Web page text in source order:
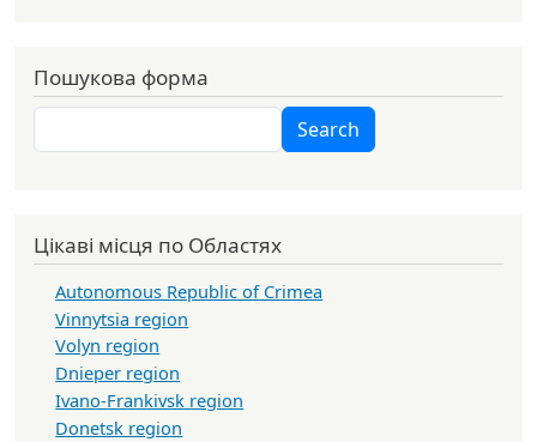
Пошукова форма
Search Search
Цікаві місця по Областях
Autonomous Republic of Crimea
Vinnytsia region
Volyn region
Dnieper region
Ivano-Frankivsk region
Donetsk region